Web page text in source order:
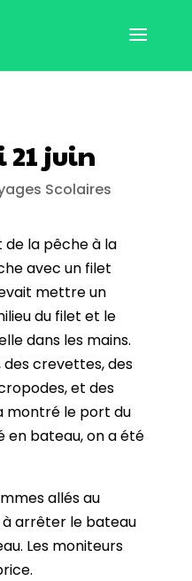
21 juin
Scolaires
de la pêche à la
avec un filet
mettre un
du filet et le
dans les mains.
crevettes, des
et des
montré le port du
en bateau, on a été
allés au
arrêter le bateau
Les moniteurs